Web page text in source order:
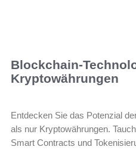
Blockchain-
Kryptowährungen
Entdecken Sie das Potenzial
als nur Kryptowährungen.
Smart Contracts und